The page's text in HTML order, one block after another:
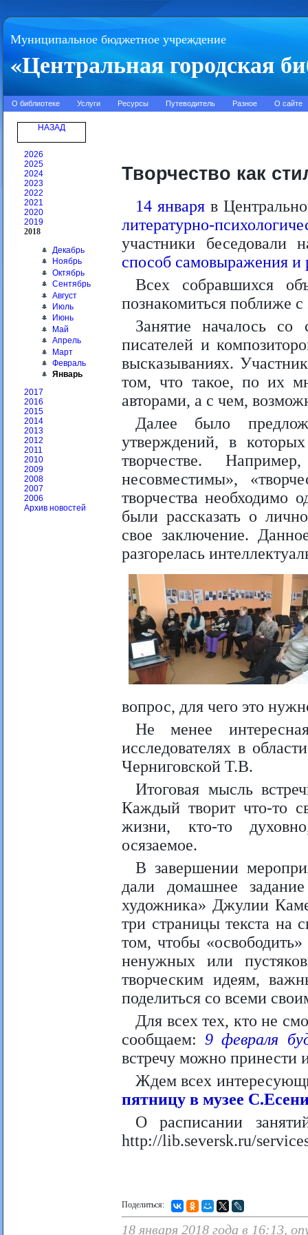
Муниципальное бюджетное учреждение
«Центральная городская
О библиотеке Услуги Ресурсы Путеводитель Разное О сайте
НАЗАД
2026
2025
2024
2023
2022
2021
2020
2019
2018
Декабрь
Ноябрь
Октябрь
Сентябрь
Август
Июль
Июнь
Май
Апрель
Март
Февраль
Январь
2017
2016
2015
2014
2013
2012
2011
2010
2009
2008
2007
2006
Архив новостей
Творчество как
14 январяв
литературно-
участники беседовали
способ самовыражения и
Всех собравшихся
познакомиться поближе с
Занятие началось со
писателей и
высказываниях.
том, что такое, по их
авторами, а с чем,
Далее было
утверждений, в
творчестве.
несовместимы»,
творчества необходимо
были рассказать о
свое заключение.
разгорелась
вопрос, для чего это
Не менее
исследователях в
Черниговской Т.В.
Итоговая мысль
Каждый творит что-то
жизни, кто-то
осязаемое.
В завершении
дали домашнее
художника» Джулии
три страницы текста на
том, чтобы
ненужных или
творческим идеям,
поделиться со всеми
Для всех тех, кто не
сообщаем:9 февраля
встречу можно принести
Ждем всех
пятницу в музее
О расписании
http://lib.seversk.ru/
Поделиться:
18 января 2018 года в 16:13,